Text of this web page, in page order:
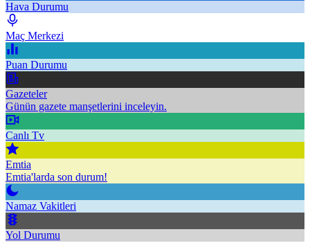
Hava Durumu
Maç Merkezi
Puan Durumu
Gazeteler
Günün gazete manşetlerini inceleyin.
Canlı Tv
Emtia
Emtia'larda son durum!
Namaz Vakitleri
Yol Durumu